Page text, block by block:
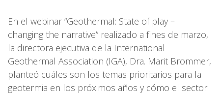
En el webinar “Geothermal: State of play –
changing the narrative” realizado a fines de marzo,
la directora ejecutiva de la International
Geothermal Association (IGA), Dra. Marit Brommer,
planteó cuáles son los temas prioritarios para la
geotermia en los próximos años y cómo el sector